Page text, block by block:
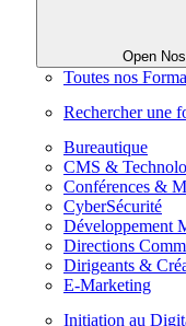
Open
Toutes nos
Rechercher une
Bureautique
CMS &
Conférences &
CyberSécurité
Développement
Directions
Dirigeants &
E-Marketing
Initiation au